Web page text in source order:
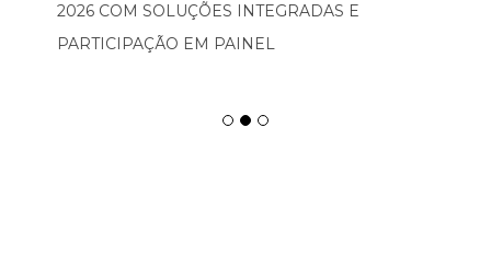
2026 COM SOLUÇÕES INTEGRADAS E
PARTICIPAÇÃO EM PAINEL